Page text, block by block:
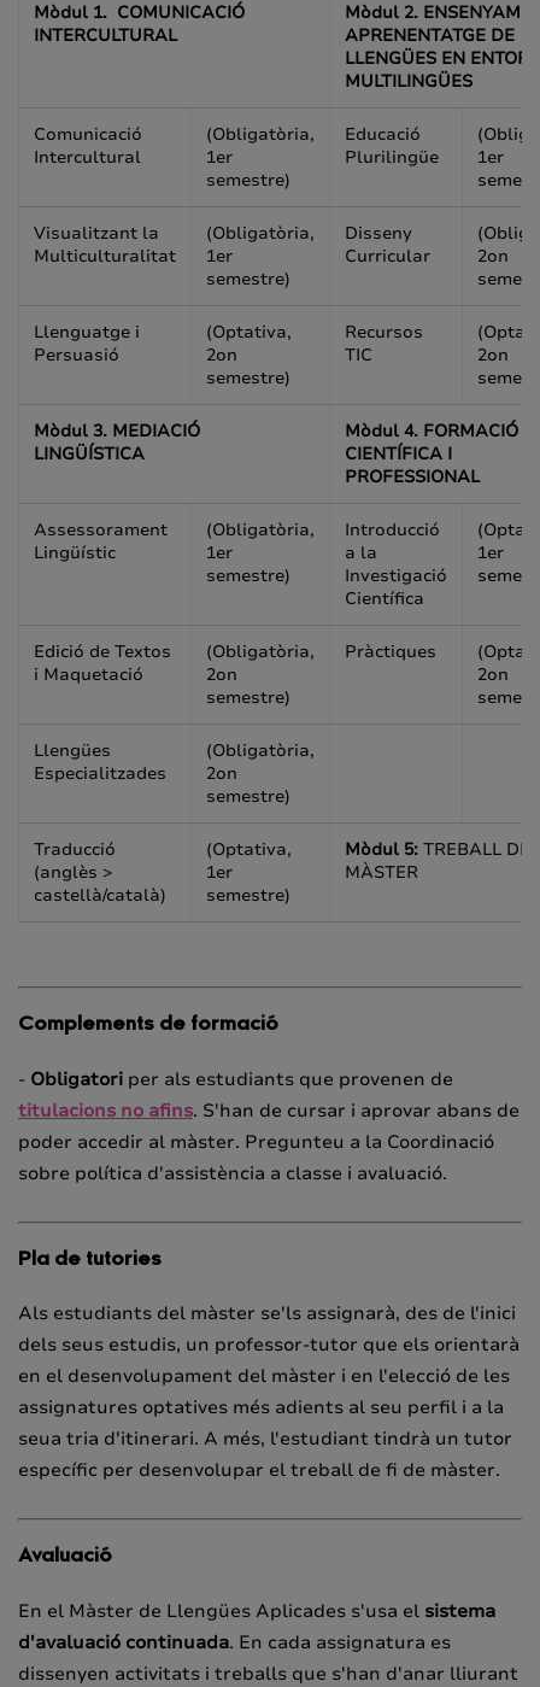
Mòdul 1. COMUNICACIÓ
INTERCULTURAL
Mòdul 2.
APRENENTATGE DE
LLENGÜES EN
MULTILINGÜES
Comunicació
Intercultural
(Obligatòria,
1er
semestre)
Educació
Plurilingüe
1er
Visualitzant la
Multiculturalitat
(Obligatòria,
1er
semestre)
Disseny
Curricular
2on
Llenguatge i
Persuasió
(Optativa,
2on
semestre)
Recursos
TIC
2on
Mòdul 3. MEDIACIÓ
LINGÜÍSTICA
Mòdul 4. FORMACIÓ
CIENTÍFICA I
PROFESSIONAL
Assessorament
Lingüístic
(Obligatòria,
1er
semestre)
Introducció
a la
Investigació
Científica
1er
Edició de Textos
i Maquetació
(Obligatòria,
2on
semestre)
Pràctiques
2on
Llengües
Especialitzades
(Obligatòria,
2on
semestre)
Traducció
(anglès >
castellà/català)
(Optativa,
1er
semestre)
Mòdul 5: TREBALL DE
MÀSTER
Complements de formació
- Obligatori per als estudiants que provenen de
titulacions no afins. S'han de cursar i aprovar abans de
poder accedir al màster. Pregunteu a la Coordinació
sobre política d'assistència a classe i avaluació.
Pla de tutories
Als estudiants del màster se'ls assignarà, des de l'inici
dels seus estudis, un professor-tutor que els orientarà
en el desenvolupament del màster i en l'elecció de les
assignatures optatives més adients al seu perfil i a la
seua tria d'itinerari. A més, l'estudiant tindrà un tutor
específic per desenvolupar el treball de fi de màster.
Avaluació
En el Màster de Llengües Aplicades s'usa el sistema
d'avaluació continuada. En cada assignatura es
dissenyen activitats i treballs que s'han d'anar lliurant